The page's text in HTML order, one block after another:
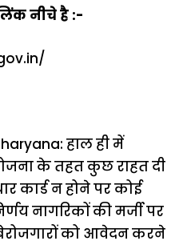
नीचे है :-
हाल ही में
के तहत कुछ राहत दी
कार्ड न होने पर कोई
नागरिकों की मर्जी पर
को आवेदन करने